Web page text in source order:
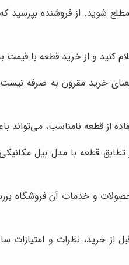
شوید. از فروشنده
و از خرید قطعه با قیمت
خرید مقرون به صرفه
از قطعه نامناسب،
قطعه با مدل بیل
و خدمات آن فروشگاه
خرید، نظرات و امتیازات